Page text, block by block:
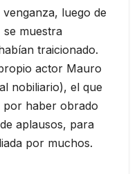
luego de
se muestra
traicionado.
actor Mauro
nobiliario), el que
por haber obrado
aplausos, para
por muchos.